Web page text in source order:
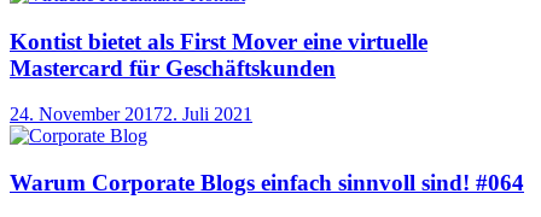
Kontist bietet als First Mover eine virtuelle
Mastercard für Geschäftskunden
24. November 20172. Juli 2021
Warum Corporate Blogs einfach sinnvoll sind! #064